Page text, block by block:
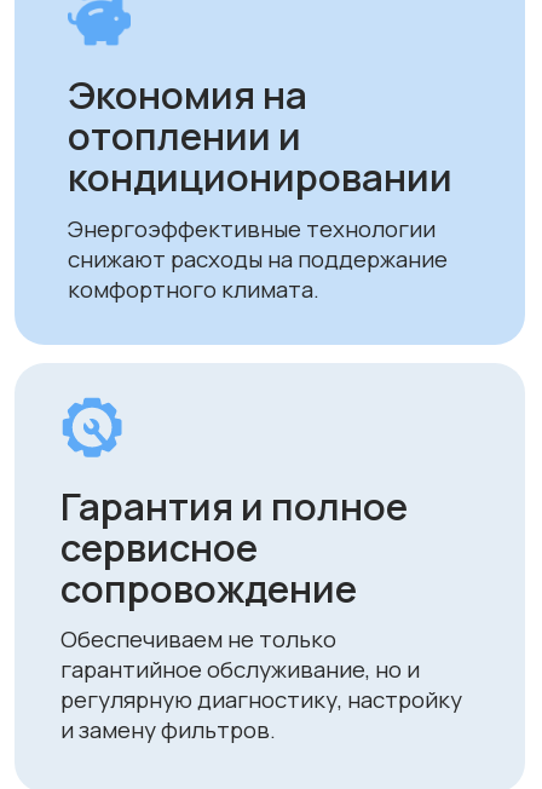
Оплата
Доставка осуществляется после
полной предоплаты заказа.
Вы можете оплатить заказ
• Безналичный расчет
• Банковской картой
• Через системы Kaspi QR, Kaspi Red
• Оформление рассрочки через
банки-партнеры (Kaspi Bank, Home
Credit Bank, Евразийский Банк, Jusan
Bank, Forte Bank, Freedom Finance
Bank, Halyk Bank) на срок до 24
месяцев
Мы осуществляем бесплатную
доставку по городам Алматы
Доставка
Мы предлагаем удобные способы оплаты
и быструю доставку для наших клиентов